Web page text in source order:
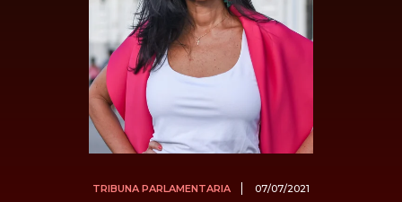
TRIBUNA PARLAMENTARIA 07/07/2021